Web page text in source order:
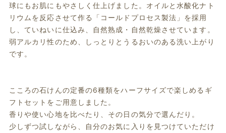
球にもお肌にもやさしく仕上げました。オイルと水酸化ナト
リウムを反応させて作る「コールドプロセス製法」を採用
し、ていねいに仕込み、自然熟成・自然乾燥させています。
弱アルカリ性のため、しっとりとうるおいのある洗い上がり
です。
こころの石けんの定番の6種類をハーフサイズで楽しめるギ
フトセットをご用意しました。
香りや使い心地を比べたり、その日の気分で選んだり。
少しずつ試しながら、自分のお気に入りを見つけていただけ